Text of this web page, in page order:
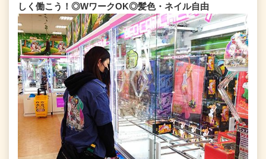
しく働こう！◎WワークOK◎髪色・ネイル自由